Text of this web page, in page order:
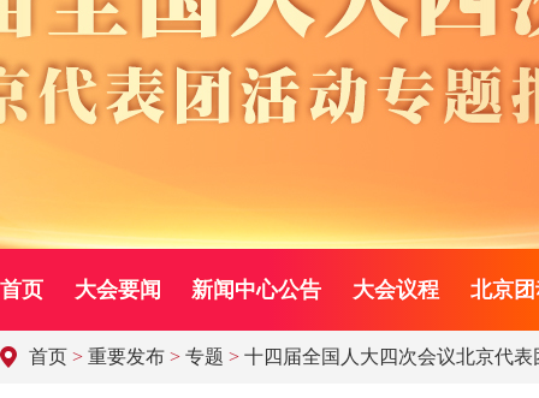
首页 大会要闻 新闻中心公告 大会议程 北京
首页 > 重要发布 > 专题 > 十四届全国人大四次会议北京代